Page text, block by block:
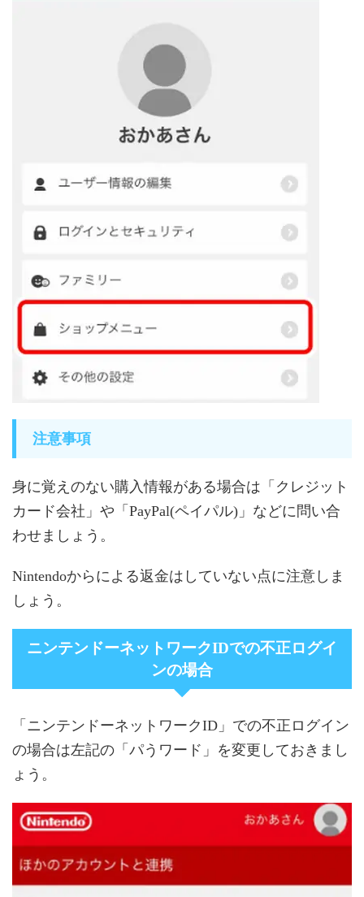
注意事項
身に覚えのない購入情報がある場合は「クレジット
カード会社」や「PayPal(ペイパル)」などに問い合
わせましょう。
Nintendoからによる返金はしていない点に注意しま
しょう。
ニンテンドーネットワークIDでの不正ログイ
ンの場合
「ニンテンドーネットワークID」での不正ログイン
の場合は左記の「パうワード」を変更しておきまし
ょう。